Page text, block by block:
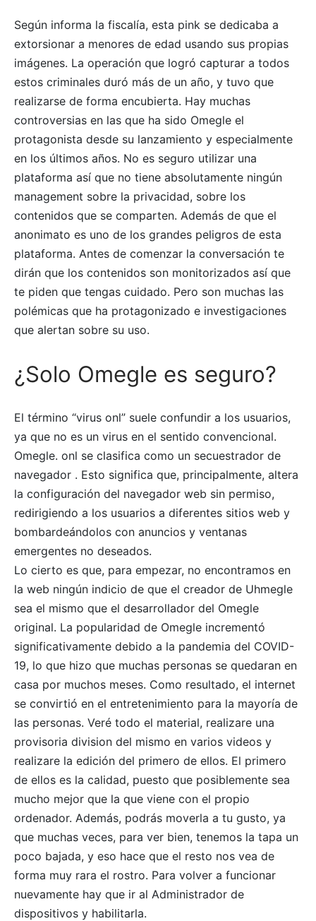
Según informa la fiscalía, esta pink se dedicaba a
extorsionar a menores de edad usando sus propias
imágenes. La operación que logró capturar a todos
estos criminales duró más de un año, y tuvo que
realizarse de forma encubierta. Hay muchas
controversias en las que ha sido Omegle el
protagonista desde su lanzamiento y especialmente
en los últimos años. No es seguro utilizar una
plataforma así que no tiene absolutamente ningún
management sobre la privacidad, sobre los
contenidos que se comparten. Además de que el
anonimato es uno de los grandes peligros de esta
plataforma. Antes de comenzar la conversación te
dirán que los contenidos son monitorizados así que
te piden que tengas cuidado. Pero son muchas las
polémicas que ha protagonizado e investigaciones
que alertan sobre su uso.
¿Solo Omegle es seguro?
El término “virus onl” suele confundir a los usuarios,
ya que no es un virus en el sentido convencional.
Omegle. onl se clasifica como un secuestrador de
navegador . Esto significa que, principalmente, altera
la configuración del navegador web sin permiso,
redirigiendo a los usuarios a diferentes sitios web y
bombardeándolos con anuncios y ventanas
emergentes no deseados.
Lo cierto es que, para empezar, no encontramos en
la web ningún indicio de que el creador de Uhmegle
sea el mismo que el desarrollador del Omegle
original. La popularidad de Omegle incrementó
significativamente debido a la pandemia del COVID-
19, lo que hizo que muchas personas se quedaran en
casa por muchos meses. Como resultado, el internet
se convirtió en el entretenimiento para la mayoría de
las personas. Veré todo el material, realizare una
provisoria division del mismo en varios videos y
realizare la edición del primero de ellos. El primero
de ellos es la calidad, puesto que posiblemente sea
mucho mejor que la que viene con el propio
ordenador. Además, podrás moverla a tu gusto, ya
que muchas veces, para ver bien, tenemos la tapa un
poco bajada, y eso hace que el resto nos vea de
forma muy rara el rostro. Para volver a funcionar
nuevamente hay que ir al Administrador de
dispositivos y habilitarla.